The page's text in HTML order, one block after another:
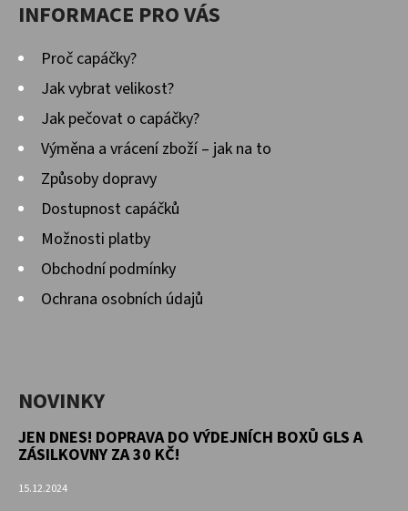
INFORMACE PRO VÁS
Proč capáčky?
Jak vybrat velikost?
Jak pečovat o capáčky?
Výměna a vrácení zboží – jak na to
Způsoby dopravy
Dostupnost capáčků
Možnosti platby
Obchodní podmínky
Ochrana osobních údajů
NOVINKY
JEN DNES! DOPRAVA DO VÝDEJNÍCH BOXŮ GLS A
ZÁSILKOVNY ZA 30 KČ!
15.12.2024